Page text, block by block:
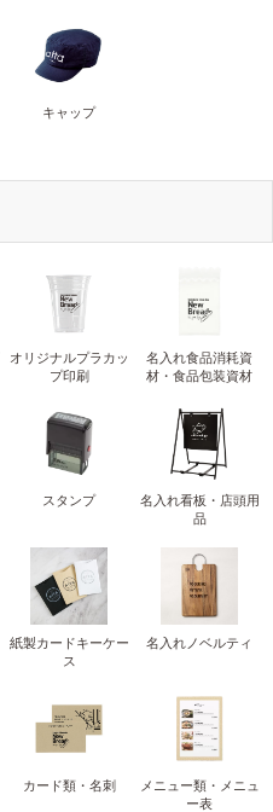
キャップ
オリジナルプラカッ
プ印刷
名入れ食品消耗資
材・食品包装資材
スタンプ
名入れ看板・店頭用
品
紙製カードキーケー
ス
名入れノベルティ
カード類・名刺
メニュー類・メニュ
ー表